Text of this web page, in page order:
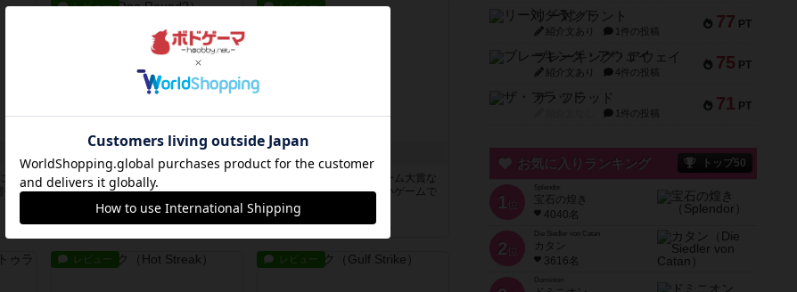
ト
やし
レビュー
星5軽〜中量級を中心にプレイする
ゲーマーの感想です。今回はボード
ゲーム...
約9時間前by おとん
レビュー
ずっと前のドイツ年間ゲーム大賞な
がら、シンプルで簡単な小ゲームで
今でも...
約11時間前by tamio
レビュー レビュー
77 PT
リー対グラント
紹介文あり 1件の投稿
75 PT
ブレーキング・アウェイ
紹介文あり 4件の投稿
71 PT
ザ・フラッド
1件の投稿
お気に入りランキング トップ50
1 位
宝石の煌き
4040名
2 位
Die Siedler von Catan
カタン
3616名